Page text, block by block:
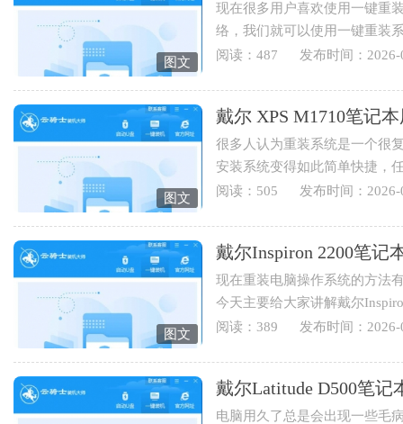
图文
现在很多用户喜欢使用一键重
络，我们就可以使用一键重装
Inspiron 640m笔记本用云骑士
阅读：487 发布时间：2026-
图文
戴尔 XPS M1710笔记
很多人认为重装系统是一个很
安装系统变得如此简单快捷，
装系统，下面就为您讲解戴...
阅读：505 发布时间：2026-
图文
戴尔Inspiron 2200笔记
现在重装电脑操作系统的方法
今天主要给大家讲解戴尔
伴可以学起来哟。1.打开云骑
阅读：389 发布时间：2026-
戴尔Latitude D500笔
电脑用久了总是会出现一些毛